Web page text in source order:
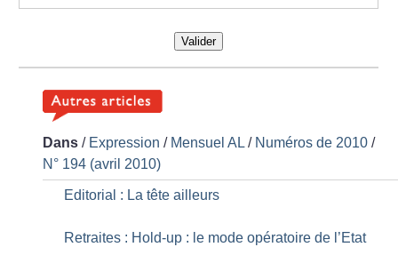
Valider
Dans / Expression / Mensuel AL / Numéros de 2010 /
N° 194 (avril 2010)
Editorial : La tête ailleurs
Retraites : Hold-up : le mode opératoire de l’Etat